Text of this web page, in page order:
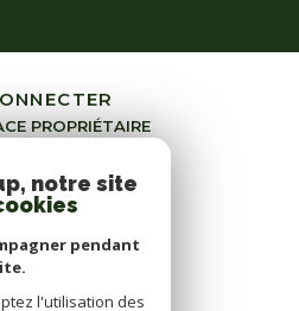
PROPRIÉTAIRE
notre site
pendant
l'utilisation des